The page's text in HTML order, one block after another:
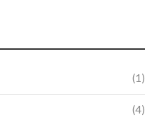
(1)
(4)